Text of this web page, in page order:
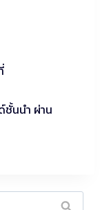
นนำ ผ่าน